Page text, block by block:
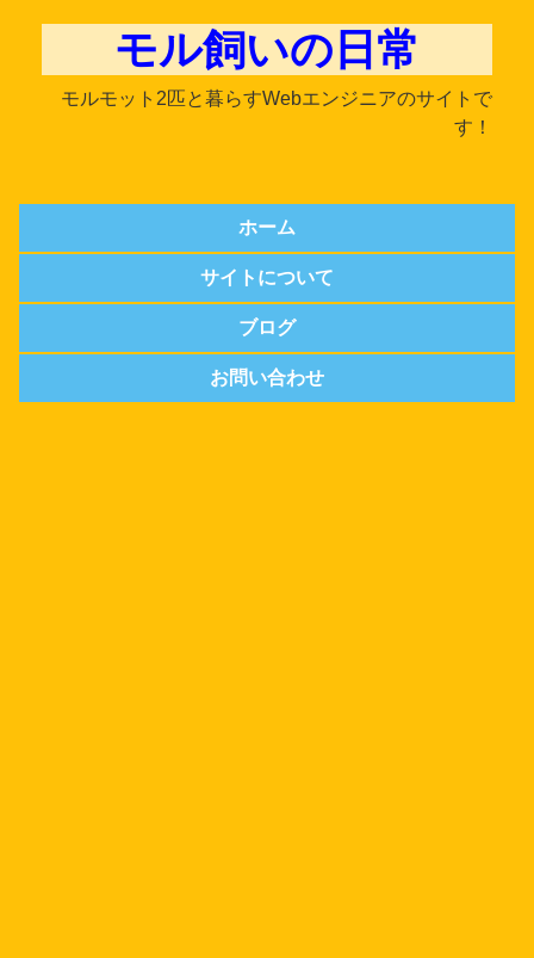
モル飼いの日常
モルモット2匹と暮らすWebエンジニアのサイトで
す！
ホーム
サイトについて
ブログ
お問い合わせ